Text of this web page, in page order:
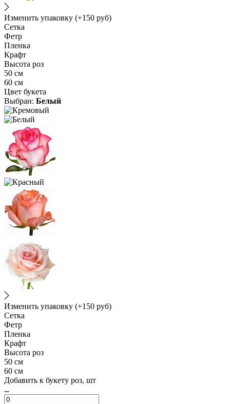
Изменить упаковку (+150 руб)
Сетка
Фетр
Пленка
Крафт
Высота роз
50 см
60 см
Цвет букета
Выбран: Белый
Изменить упаковку (+150 руб)
Сетка
Фетр
Пленка
Крафт
Высота роз
50 см
60 см
Добавить к букету роз, шт